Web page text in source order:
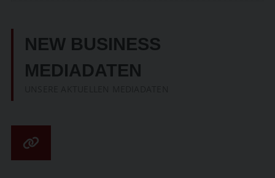
NEW BUSINESS
MEDIADATEN